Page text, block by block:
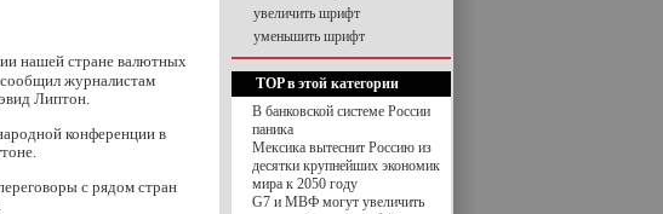
нашей стране валютных
сообщил журналистам
Липтон.
конференции в
с рядом стран
увеличить шрифт
уменьшить шрифт
TOP в этой категории
В банковской системе России
паника
Мексика вытеснит Россию из
десятки крупнейших экономик
мира к 2050 году
G7 и МВФ могут увеличить